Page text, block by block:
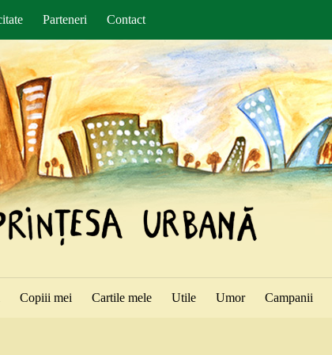
Parteneri Contact
Copiii mei Cartile mele Utile Umor Campanii